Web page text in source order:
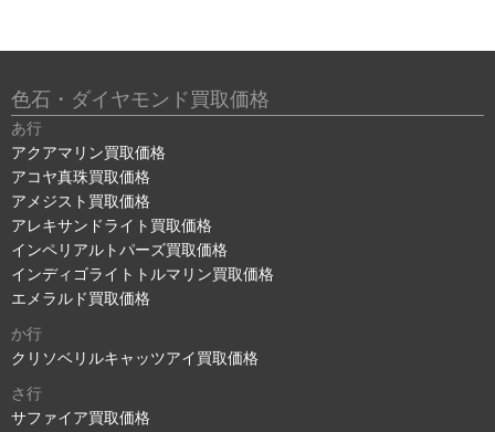
色石・ダイヤモンド買取価格
あ行
アクアマリン買取価格
アコヤ真珠買取価格
アメジスト買取価格
アレキサンドライト買取価格
インペリアルトパーズ買取価格
インディゴライトトルマリン買取価格
エメラルド買取価格
か行
クリソベリルキャッツアイ買取価格
さ行
サファイア買取価格